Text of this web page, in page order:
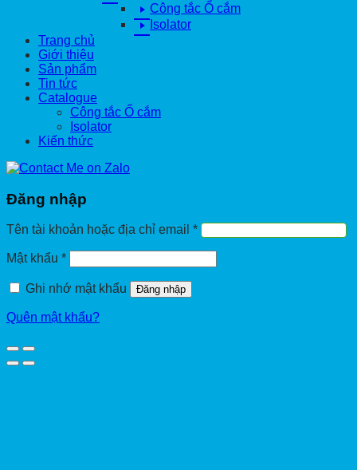
Công tắc Ổ cắm
Isolator
Trang chủ
Giới thiệu
Sản phẩm
Tin tức
Catalogue
Công tắc Ổ cắm
Isolator
Kiến thức
Đăng nhập
Tên tài khoản hoặc địa chỉ email *Bắt
Mật khẩu *Bắt
buộc
Ghi nhớ mật khẩu
Đăng nhập
Quên mật khẩu?